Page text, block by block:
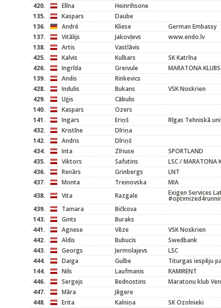
420.
Elīna
Heinrihsone
135.
Kaspars
Daube
136.
André Kliese
German Embassy
137.
Vitālijs Jakovļevs
www.endo.lv
138.
Artis
Vastlāvis
425.
Kalvis Kulbars
SK Katrīna
426.
Ingrīda Greivule
MARATONA KLUBS
139.
Andis
Rinkevics
428.
Indulis Bukans
VSK Noskrien
429.
Uģis
Cābulis
140.
Kaspars
Ozers
141.
Ingars Eriņš
Rīgas Tehniskā
432.
Kristīne
Dīriņa
142.
Andris
Dīriņš
434.
Inta Zīriuse
SPORTLAND
435.
Viktors Safutins
LSC / MARATONA
436.
Renārs Grinbergs
LNT
437.
Monta Treinovska
MIA
438.
Vita Razgale Exigen Services
439.
Tamara
Bičkova
143.
Gints
Buraks
441.
Agnese Vēze
VSK Noskrien
442.
Aldis Bubucis
Swedbank
443.
Georgs Jermolajevs
LSC
444.
Daiga Gulbe
Titurgas iespēju
144.
Nils Laufmanis
RAMIRENT
446.
Sergejs Bednostins
Maratonu klub
447.
Māra
Jēgere
448.
Erita Kalniņa
SK Ozolnieki